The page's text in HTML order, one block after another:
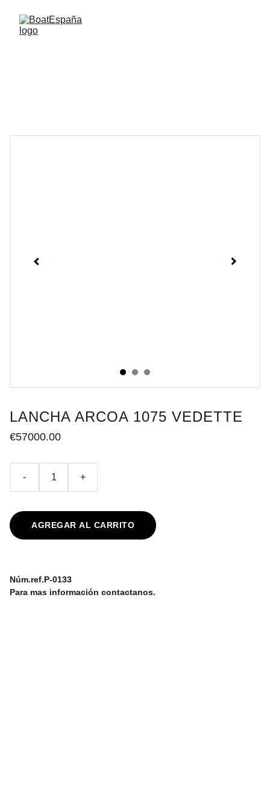
LANCHA ARCOA 1075 VEDETTE
€57000.00
- +
AGREGAR AL CARRITO
Núm.ref.P-0133
Para mas información contactanos.